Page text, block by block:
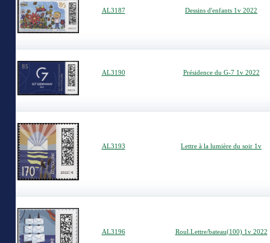
AL3187 Dessins d'enfants 1v 2022
AL3190 Présidence du G-7 1v 2022
AL3193 Lettre à la lumière du soir 1v
AL3196 Roul.Lettre/bateau(100) 1v 2022